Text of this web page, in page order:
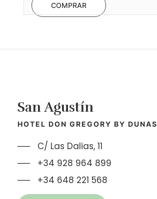
COMPRAR
San Agustín
HOTEL DON GREGORY BY DUNAS
C/ Las Dalias, 11
+34 928 964 899
+34 648 221 568